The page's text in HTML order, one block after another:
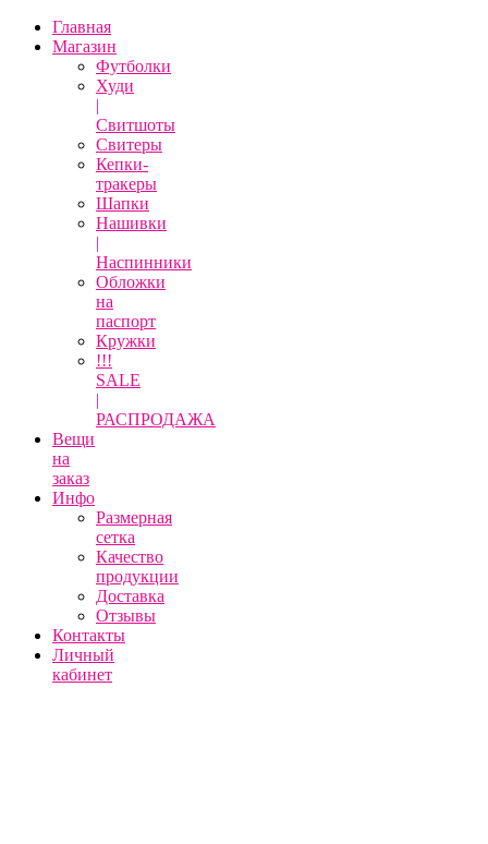
Главная
Магазин
Футболки
Худи
|
Свитшоты
Свитеры
Кепки-
тракеры
Шапки
Нашивки
|
Наспинники
Обложки
на
паспорт
Кружки
!!!
SALE
|
РАСПРОДАЖА
Вещи
на
заказ
Инфо
Размерная
сетка
Качество
продукции
Доставка
Отзывы
Контакты
Личный
кабинет